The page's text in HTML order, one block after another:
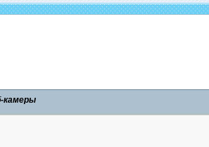
камеры